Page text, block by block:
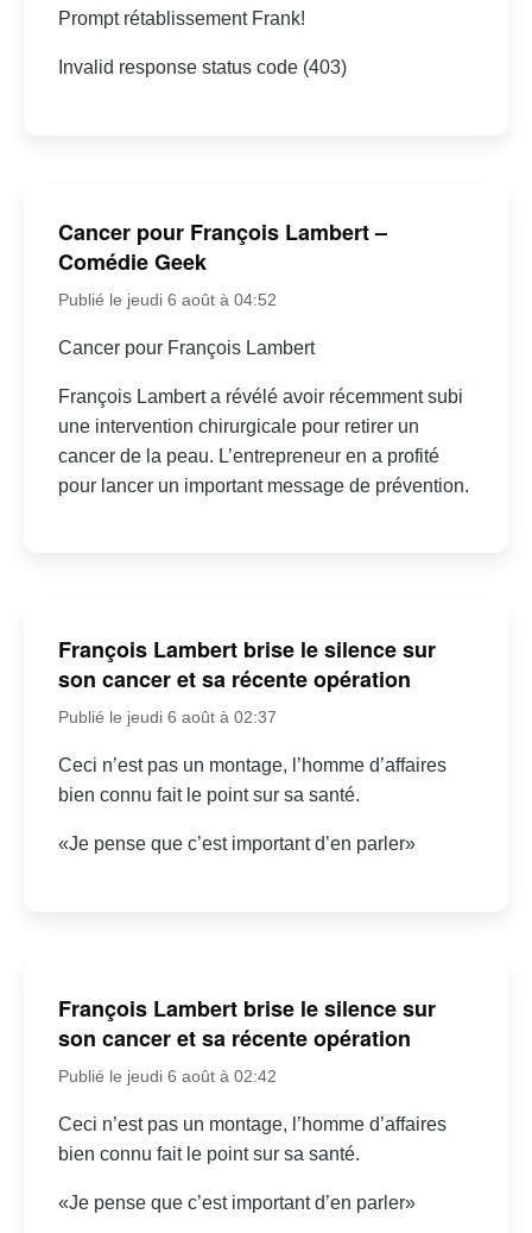
Prompt rétablissement Frank!
Invalid response status code (403)
Cancer pour François Lambert –
Comédie Geek
Publié le jeudi 6 août à 04:52
Cancer pour François Lambert
François Lambert a révélé avoir récemment subi
une intervention chirurgicale pour retirer un
cancer de la peau. L’entrepreneur en a profité
pour lancer un important message de prévention.
François Lambert brise le silence sur
son cancer et sa récente opération
Publié le jeudi 6 août à 02:37
Ceci n’est pas un montage, l’homme d’affaires
bien connu fait le point sur sa santé.
«Je pense que c’est important d’en parler»
François Lambert brise le silence sur
son cancer et sa récente opération
Publié le jeudi 6 août à 02:42
Ceci n’est pas un montage, l’homme d’affaires
bien connu fait le point sur sa santé.
«Je pense que c’est important d’en parler»